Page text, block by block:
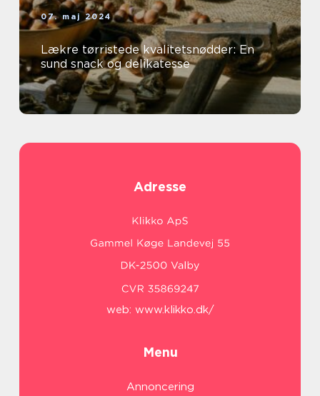
07. maj 2024
Lækre tørristede kvalitetsnødder: En
sund snack og delikatesse
Adresse
web: www.klikko.dk/
Menu
Annoncering